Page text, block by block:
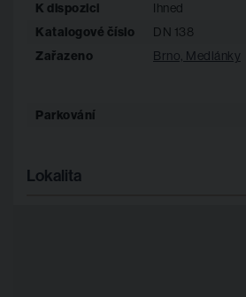
vytápění: horkovodní přípojka,
zdvojená podlaha
K dispozici Ihned
Katalogové číslo DN 138
Zařazeno Brno, Medlánky
Parkování
Lokalita